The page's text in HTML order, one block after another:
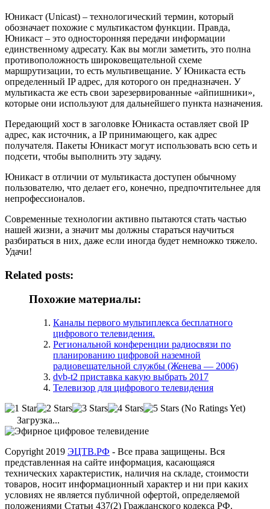
Юникаст (Unicast) – технологический термин, который
обозначает похожие с мультикастом функции. Правда,
Юникаст – это односторонняя передачи информации
единственному адресату. Как вы могли заметить, это полна
противоположность широковещательной схеме
маршрутизации, то есть мультивещание. У Юникаста есть
определенный IP адрес, для которого он предназначен. У
мультикаста же есть свои зарезервированные «айпишники»,
которые они используют для дальнейшего пункта назначения.
Передающий хост в заголовке Юникаста оставляет свой IP
адрес, как источник, а IP принимающего, как адрес
получателя. Пакеты Юникаст могут использовать всю сеть и
подсети, чтобы выполнить эту задачу.
Юникаст в отличии от мультикаста доступен обычному
пользователю, что делает его, конечно, предпочтительнее для
непрофессионалов.
Современные технологии активно пытаются стать частью
нашей жизни, а значит мы должны стараться научиться
разбираться в них, даже если иногда будет немножко тяжело.
Удачи!
Related posts:
Похожие материалы:
Каналы первого мультиплекса бесплатного
цифрового телевидения.
Региональной конференции радиосвязи по
планированию цифровой наземной
радиовещательной службы (Женева — 2006)
dvb-t2 приставка какую выбрать 2017
Телевизор для цифрового телевидения
(No Ratings Yet)
Загрузка...
Copyright 2019 ЭЦТВ.РФ - Все права защищены. Вся
представленная на сайте информация, касающаяся
технических характеристик, наличия на складе, стоимости
товаров, носит информационный характер и ни при каких
условиях не является публичной офертой, определяемой
положениями Статьи 437(2) Гражданского кодекса РФ.